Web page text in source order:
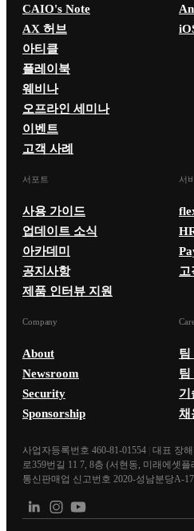
CAIO's Note
AX 허브
아티클
플레이북
웨비나
오프라인 세미나
이벤트
고객 사례
서포트
사용 가이드
업데이트 소식
아카데미
공지사항
제품 인터뷰 지원
서
고
Company
About
Newsroom
Security
Sponsorship
팀
팀
기
채
사업자등록번호 460-81-01554 대표 장
로359번길 11 7, 8층 (서현동, 미래에셋
통신판매업 신고번호 2020-성남분당A-